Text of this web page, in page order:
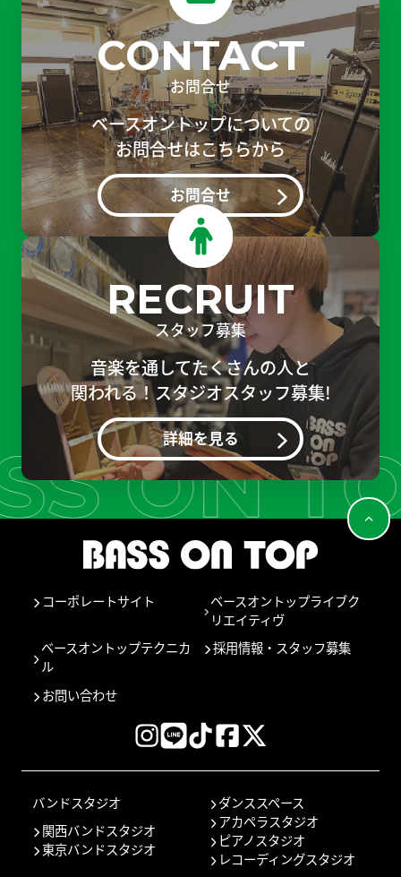
CONTACT
お問合せ
ベースオントップについての
お問合せはこちらから
お問合せ
RECRUIT
スタッフ募集
音楽を通してたくさんの人と
関われる！スタジオスタッフ募集!
詳細を見る
コーポレートサイト
ベースオントップライブク
リエイティヴ
ベースオントップテクニカ
ル
採用情報・スタッフ募集
お問い合わせ
バンドスタジオ
関西バンドスタジオ
東京バンドスタジオ
ダンススペース
アカペラスタジオ
ピアノスタジオ
レコーディングスタジオ